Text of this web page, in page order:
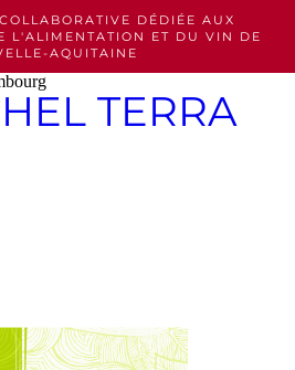
DÉDIÉE AUX
L'ALIMENTATION ET DU VIN DE
AQUITAINE
TERRA